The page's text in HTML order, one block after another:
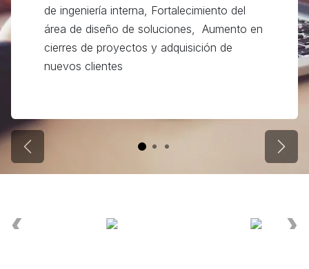
de ingeniería interna, Fortalecimiento del
área de diseño de soluciones, Aumento en
cierres de proyectos y adquisición de
nuevos clientes
Anterior
❮ ❯